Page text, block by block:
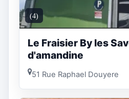
(4)
Le Fraisier By les
d'amandine
51 Rue Raphael Douyere